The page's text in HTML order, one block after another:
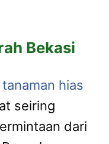
Bekasi
hias
seiring
dari